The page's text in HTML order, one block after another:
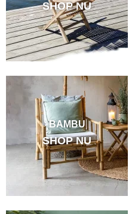
SHOP NU
BAMBU
SHOP NU